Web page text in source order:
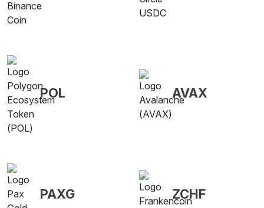
POL AVAX
PAXG ZCHF